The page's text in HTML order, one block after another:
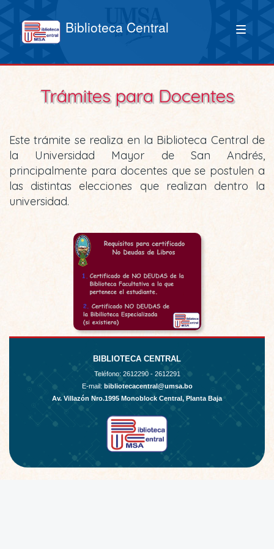
Biblioteca Central
Trámites para Docentes
Este trámite se realiza en la Biblioteca Central de
la Universidad Mayor de San Andrés,
principalmente para docentes que se postulen a
las distintas elecciones que realizan dentro la
universidad.
BIBLIOTECA CENTRAL
Teléfono: 2612290 - 2612291
E-mail: bibliotecacentral@umsa.bo
Av. Villazón Nro.1995 Monoblock Central, Planta Baja